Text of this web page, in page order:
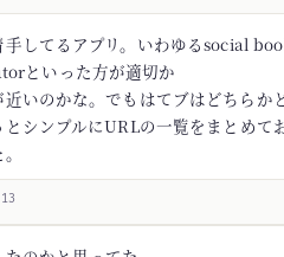
手してるアプリ。いわゆるsocial
といった方が適切か
近いのかな。でもはてブはどちらか
とシンプルにURLの一覧をまとめ